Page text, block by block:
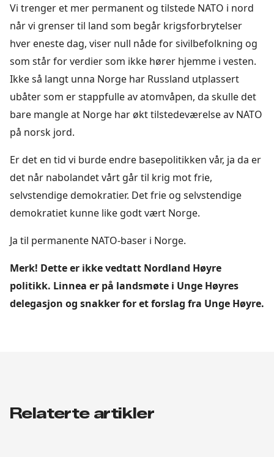
Vi trenger et mer permanent og tilstede NATO i nord
når vi grenser til land som begår krigsforbrytelser
hver eneste dag, viser null nåde for sivilbefolkning og
som står for verdier som ikke hører hjemme i vesten.
Ikke så langt unna Norge har Russland utplassert
ubåter som er stappfulle av atomvåpen, da skulle det
bare mangle at Norge har økt tilstedeværelse av NATO
på norsk jord.
Er det en tid vi burde endre basepolitikken vår, ja da er
det når nabolandet vårt går til krig mot frie,
selvstendige demokratier. Det frie og selvstendige
demokratiet kunne like godt vært Norge.
Ja til permanente NATO-baser i Norge.
Merk! Dette er ikke vedtatt Nordland Høyre
politikk. Linnea er på landsmøte i Unge Høyres
delegasjon og snakker for et forslag fra Unge Høyre.
Relaterte artikler